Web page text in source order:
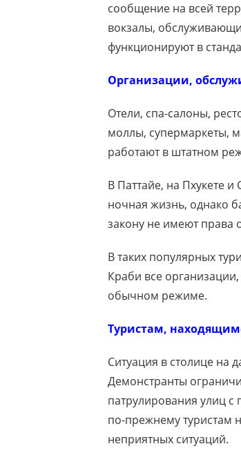
сообщение на всей
вокзалы,
функционируют в
Организации,
Отели, спа-салоны,
моллы, супермаркеты,
работают в штатном
В Паттайе, на Пхукете
ночная жизнь, однако
закону не имеют права
В таких популярных
Краби все
обычном режиме.
Туристам,
Ситуация в столице на
Демонстранты
патрулирования улиц
по-прежнему туристам
неприятных ситуаций.